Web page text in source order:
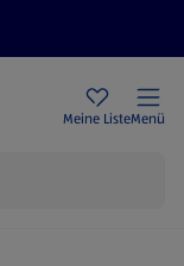
Meine ListeMenü